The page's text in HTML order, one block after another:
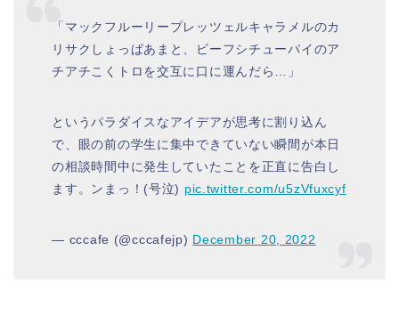
「マックフルーリープレッツェルキャラメルのカ
リサクしょっぱあまと、ビーフシチューパイのア
チアチこくトロを交互に口に運んだら…」
というパラダイスなアイデアが思考に割り込ん
で、眼の前の学生に集中できていない瞬間が本日
の相談時間中に発生していたことを正直に告白し
ます。ンまっ！(号泣) pic.twitter.com/u5zVfuxcyf
— cccafe (@cccafejp) December 20, 2022